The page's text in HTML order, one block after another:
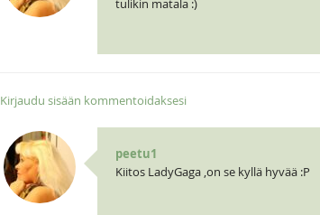
tulikin matala :)
Kirjaudu sisään kommentoidaksesi
peetu1
Kiitos LadyGaga ,on se kyllä hyvää :P